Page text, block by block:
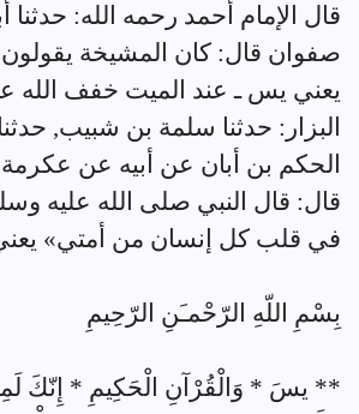
قال الإمام أحمد رحمه الله: حدثنا
صفوان قال: كان المشيخة
يعني يس ـ عند الميت خفف الله
البزار: حدثنا سلمة بن شبيب,
الحكم بن أبان عن أبيه عن
قال: قال النبي صلى الله عليه
في قلب كل إنسان من أمتي»
بِسْمِ اللّهِ الرّحْمـَنِ الرّحِيمِ
** يسَ * وَالْقُرْآنِ الْحَكِيمِ * إِنّكَ